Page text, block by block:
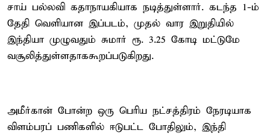
சாய் பல்லவி கதாநாயகியாக நடித்துள்ளார். கடந்த 1-ம்
தேதி வெளியான இப்படம், முதல் வார இறுதியில்
இந்தியா முழுவதும் சுமார் ரூ. 3.25 கோடி மட்டுமே
வசூலித்துள்ளதாககூறப்படுகிறது.
அமீர்கான் போன்ற ஒரு பெரிய நட்சத்திரம் நேரடியாக
விளம்பரப் பணிகளில் ஈடுபட்ட போதிலும், இந்தி